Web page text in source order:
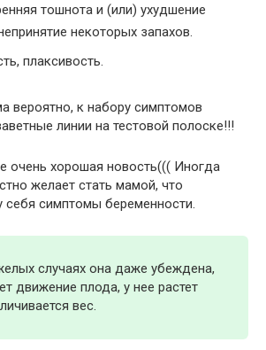
тошнота и (или) ухудшение
некоторых запахов.
плаксивость.
вероятно, к набору симптомов
линии на тестовой полоске!!!
очень хорошая новость((( Иногда
желает стать мамой, что
себя симптомы беременности.
случаях она даже убеждена,
движение плода, у нее растет
вес.